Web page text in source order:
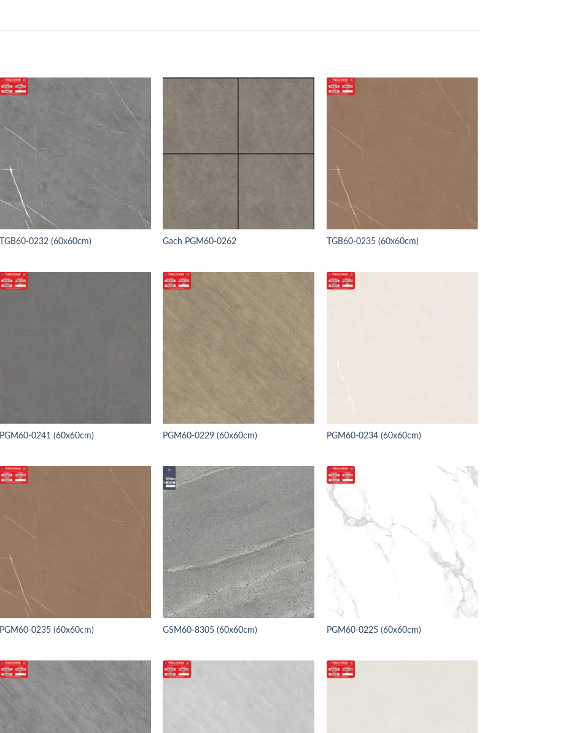
TGB60-0232 (60x60cm) Gạch PGM60-0262 TGB60-0235 (60x60cm)
PGM60-0241 (60x60cm) PGM60-0229 (60x60cm) PGM60-0234 (60x60cm)
PGM60-0235 (60x60cm) GSM60-8305 (60x60cm) PGM60-0225 (60x60cm)